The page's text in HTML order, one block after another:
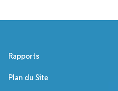
Rapports
Plan du Site